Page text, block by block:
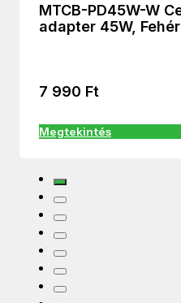
MTCB-PD45W-W
adapter 45W, Fehér
7 990 Ft
Megtekintés